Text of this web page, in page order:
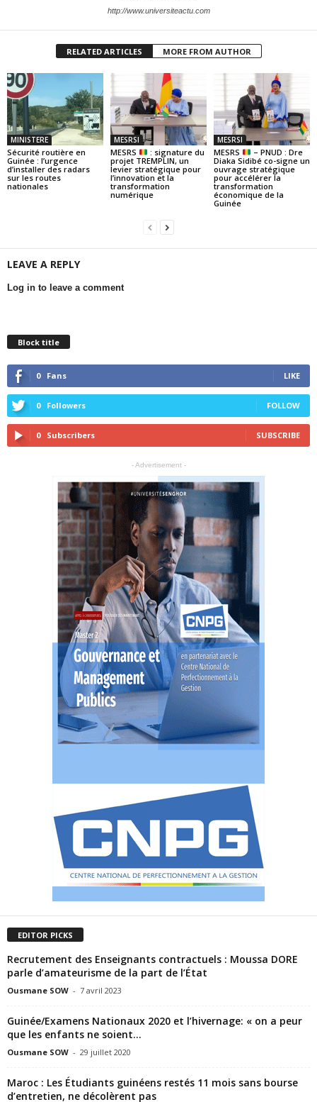
http://www.universiteactu.com
RELATED ARTICLES MORE FROM AUTHOR
MINISTERE
Sécurité routière en
Guinée : l’urgence
d’installer des radars
sur les routes
nationales
MESRSI
MESRS
: signature du
projet TREMPLIN, un
levier stratégique pour
l’innovation et la
transformation
numérique
MESRSI
MESRS
– PNUD : Dre
Diaka Sidibé co-signe un
ouvrage stratégique
pour accélérer la
transformation
économique de la
Guinée
LEAVE A REPLY
Log in to leave a comment
Block title
0 Fans LIKE
0 Followers FOLLOW
0 Subscribers SUBSCRIBE
- Advertisement -
EDITOR PICKS
Recrutement des Enseignants contractuels : Moussa DORE
parle d’amateurisme de la part de l’État
Ousmane SOW - 7 avril 2023
Guinée/Examens Nationaux 2020 et l’hivernage: « on a peur
que les enfants ne soient...
Ousmane SOW - 29 juillet 2020
Maroc : Les Étudiants guinéens restés 11 mois sans bourse
d’entretien, ne décolèrent pas